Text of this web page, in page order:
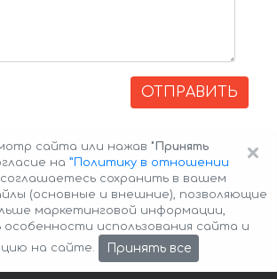
ОТПРАВИТЬ
© 2026 Авто-Аренда Cookie Policy
×
сайта или нажав "Принять
на ”Политику в отношении
сохранить в вашем
(основные и внешние), позволяющие
маркетинговой информации,
использования сайта и
на сайте.
Принять все